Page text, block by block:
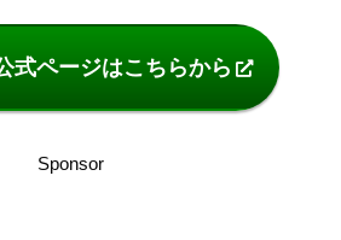
式ページはこちらから
Sponsor